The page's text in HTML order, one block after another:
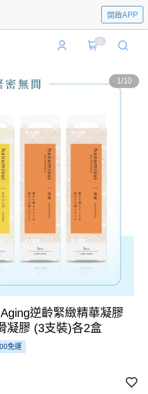
開啟APP
0
1/10
逆齡緊緻精華凝膠
凝膠 (3支裝)各2盒
免運